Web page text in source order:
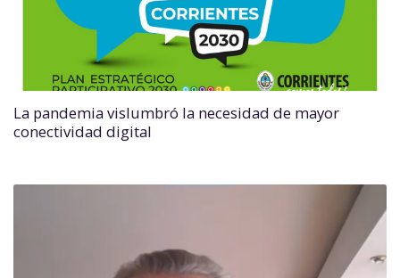
La pandemia vislumbró la necesidad de mayor
conectividad digital